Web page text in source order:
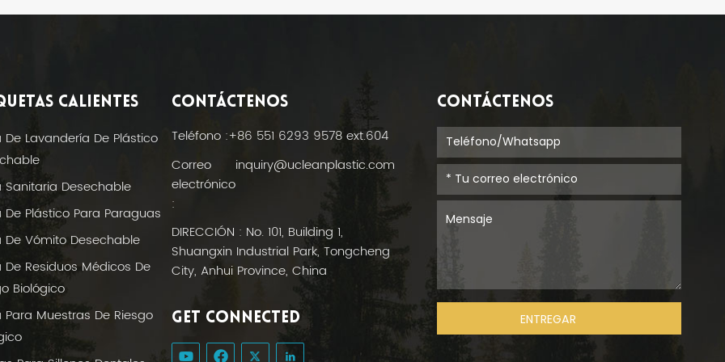
CALIENTES
De Lavandería De Plástico
Sanitaria Desechable
De Plástico Para Paraguas
De Vómito Desechable
De Residuos Médicos De
Biológico
Para Muestras De Riesgo
CONTÁCTENOS
Teléfono :+86 551 6293 9578 ext.604
Correo
electrónico
:
inquiry@ucleanplastic.com
DIRECCIÓN : No. 101, Building 1,
Shuangxin Industrial Park, Tongcheng
City, Anhui Province, China
GET CONNECTED
CONTÁCTENOS
ENTREGAR